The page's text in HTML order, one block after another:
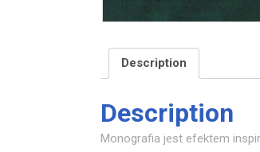
Description
Description
Monografia jest efektem